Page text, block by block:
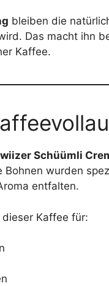
bleiben die
Das macht ihn
Kaffee.
Schüümli
Bohnen wurden
entfalten.
Kaffee für: